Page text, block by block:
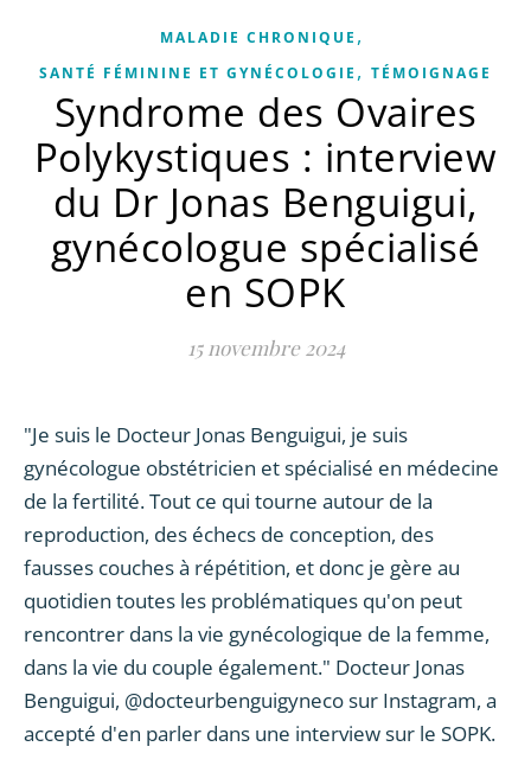
MALADIE CHRONIQUE ,
SANTÉ FÉMININE ET GYNÉCOLOGIE , TÉMOIGNAGE
Syndrome des Ovaires
Polykystiques : interview
du Dr Jonas Benguigui,
gynécologue spécialisé
en SOPK
15 novembre 2024
"Je suis le Docteur Jonas Benguigui, je suis
gynécologue obstétricien et spécialisé en médecine
de la fertilité. Tout ce qui tourne autour de la
reproduction, des échecs de conception, des
fausses couches à répétition, et donc je gère au
quotidien toutes les problématiques qu'on peut
rencontrer dans la vie gynécologique de la femme,
dans la vie du couple également." Docteur Jonas
Benguigui, @docteurbenguigyneco sur Instagram, a
accepté d'en parler dans une interview sur le SOPK.